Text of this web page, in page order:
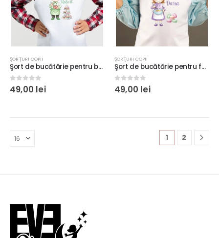
ŞORŢURI COPII
Şort de bucătărie pentru băieţei, personalizat cu nume, textură moale, material poliester, bonetă opţional
0out of 5
49,00 lei
ŞORŢURI COPII
Şort de bucătărie pentru fetiţe, personalizat cu nume, culoare alb, textură moale
0out of 5
49,00 lei
1 2